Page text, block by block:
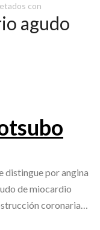
con
agudo
distingue por angina
de miocardio
coronaria…